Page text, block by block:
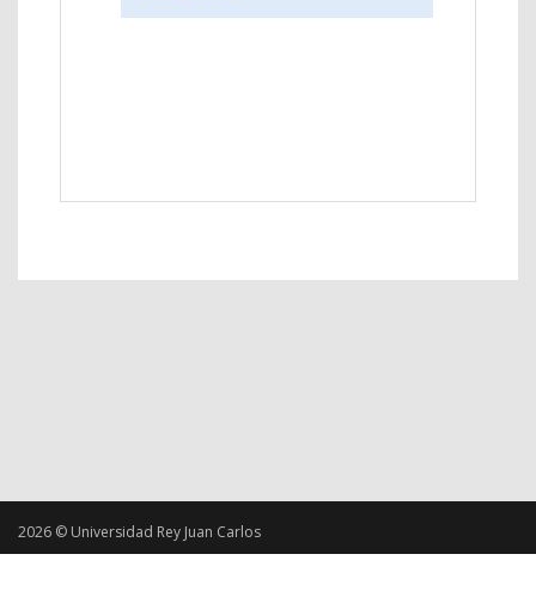
2026 © Universidad Rey Juan Carlos